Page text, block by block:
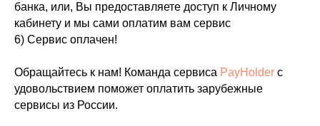
банка, или, Вы предоставляете доступ к Личному
кабинету и мы сами оплатим вам сервис
6) Сервис оплачен!
Обращайтесь к нам! Команда сервиса PayHolder с
удовольствием поможет оплатить зарубежные
сервисы из России.